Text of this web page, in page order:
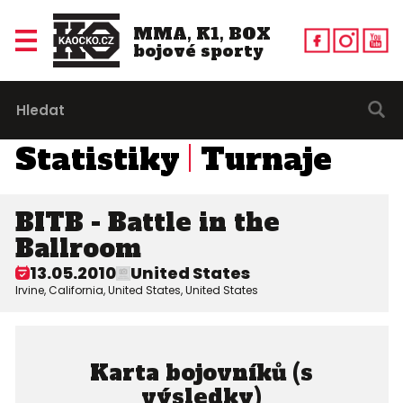
MMA, K1, BOX
bojové sporty
Statistiky Turnaje
BITB - Battle in the
Ballroom
13.05.2010 United States
Irvine, California, United States, United States
Karta bojovníků (s